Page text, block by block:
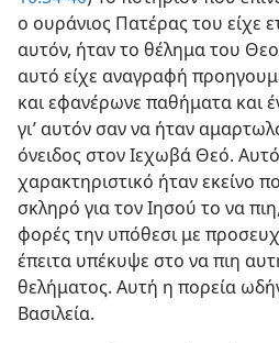
ο ουράνιος Πατέρας του είχε
αυτόν, ήταν το θέλημα του
αυτό είχε αναγραφή
και εφανέρωνε παθήματα και
γι’ αυτόν σαν να ήταν
όνειδος στον Ιεχωβά Θεό.
χαρακτηριστικό ήταν εκείνο
σκληρό για τον Ιησού το να
φορές την υπόθεσι με
έπειτα υπέκυψε στο να πιη
θελήματος. Αυτή η πορεία
Βασιλεία.